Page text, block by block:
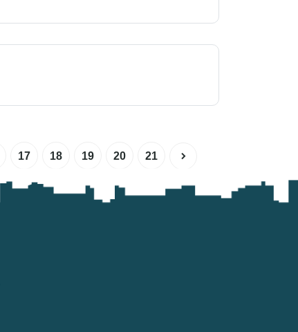
17 18 19 20 21